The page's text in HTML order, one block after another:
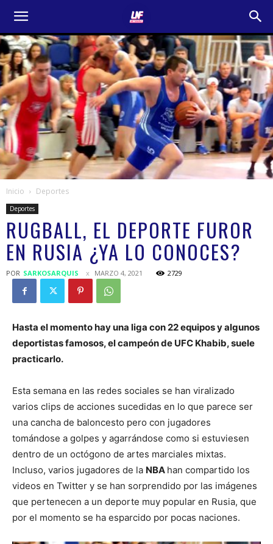
Inicio Deportes
Deportes
RUGBALL, EL DEPORTE FUROR
EN RUSIA ¿YA LO CONOCES?
POR SARKOSARQUIS MARZO 4, 2021 2729
Hasta el momento hay una liga con 22 equipos y algunos
deportistas famosos, el campeón de UFC Khabib, suele
practicarlo.
Esta semana en las redes sociales se han viralizado
varios clips de acciones sucedidas en lo que parece ser
una cancha de baloncesto pero con jugadores
tomándose a golpes y agarrándose como si estuviesen
dentro de un octógono de artes marciales mixtas.
Incluso, varios jugadores de la NBA han compartido los
videos en Twitter y se han sorprendido por las imágenes
que pertenecen a un deporte muy popular en Rusia, que
por el momento se ha esparcido por pocas naciones.